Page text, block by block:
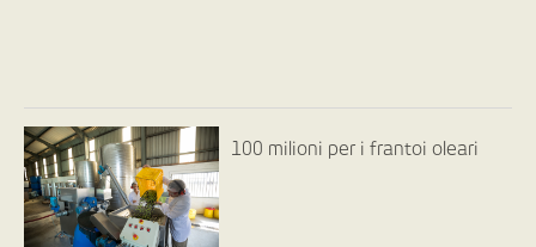
100 milioni per i frantoi oleari